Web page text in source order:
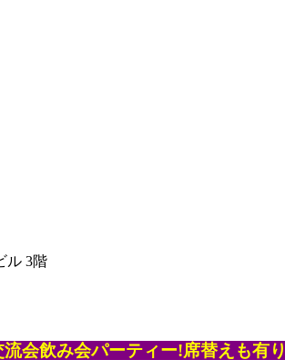
ル 3階
会飲み会パーティー!席替えも有